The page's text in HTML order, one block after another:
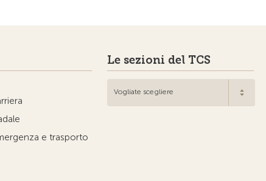
e trasporto
Le sezioni del TCS
Vogliate scegliere